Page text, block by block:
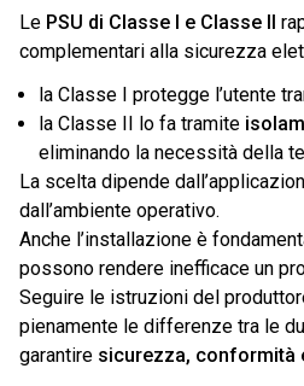
Le PSU di Classe I e Classe II
complementari alla sicurezza
la Classe I protegge l’utente
la Classe II lo fa tramite
eliminando la necessità della
La scelta dipende
dall’ambiente operativo.
Anche l’installazione è
possono rendere inefficace un
Seguire le istruzioni del
pienamente le differenze tra le
garantire sicurezza, conformità